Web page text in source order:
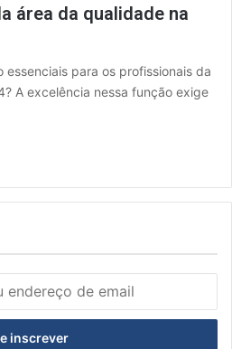
área da qualidade na
essenciais para os profissionais da
A excelência nessa função exige